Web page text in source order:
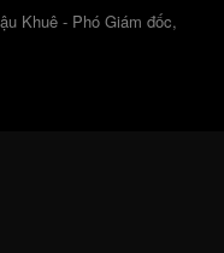
Khuê - Phó Giám đốc,